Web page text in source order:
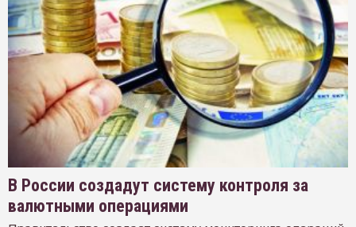
В России создадут систему контроля за
валютными операциями